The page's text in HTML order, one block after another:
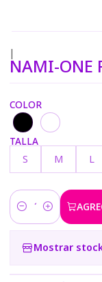
|
NAMI-ONE
COLOR
TALLA
S
M L
Cantidad
Mostrar